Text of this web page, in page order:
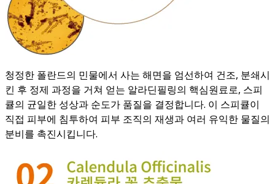
청정한 폴란드의 민물에서 사는 해면을 엄선하여 건조, 분쇄시
킨 후 정제 과정을 거쳐 얻는 알라딘필링의 핵심원료로, 스피
큘의 균일한 성상과 순도가 품질을 결정합니다. 이 스피큘이
직접 피부에 침투하여 피부 조직의 재생과 여러 유익한 물질의
분비를 촉진시킵니다.